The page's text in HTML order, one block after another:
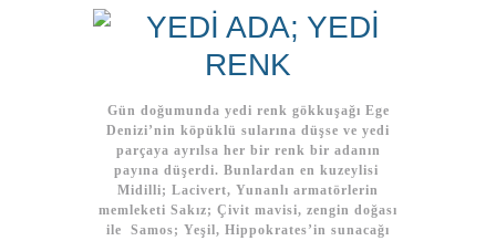
YEDİ ADA; YEDİ
RENK
Gün doğumunda yedi renk gökkuşağı Ege
Denizi’nin köpüklü sularına düşse ve yedi
parçaya ayrılsa her bir renk bir adanın
payına düşerdi. Bunlardan en kuzeylisi
Midilli; Lacivert, Yunanlı armatörlerin
memleketi Sakız; Çivit mavisi, zengin doğası
ile Samos; Yeşil, Hippokrates’in sunacağı